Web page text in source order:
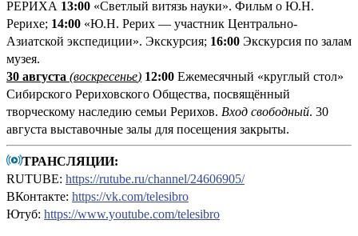
РЕРИХА 13:00 «Светлый витязь науки». Фильм о Ю.Н.
Рерихе; 14:00 «Ю.Н. Рерих — участник Центрально-
Азиатской экспедиции». Экскурсия; 16:00 Экскурсия по залам
музея.
30 августа (воскресенье) 12:00 Ежемесячный «круглый стол»
Сибирского Рериховского Общества, посвящённый
творческому наследию семьи Рерихов. Вход свободный. 30
августа выставочные залы для посещения закрыты.
ТРАНСЛЯЦИИ:
RUTUBE: https://rutube.ru/channel/24606905/
ВКонтакте: https://vk.com/telesibro
Ютуб: https://www.youtube.com/telesibro